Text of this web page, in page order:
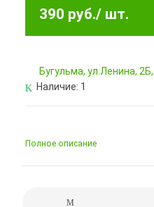
390 руб./ шт.
Бугульма, ул.Ленина,
Наличие: 1
Полное описание